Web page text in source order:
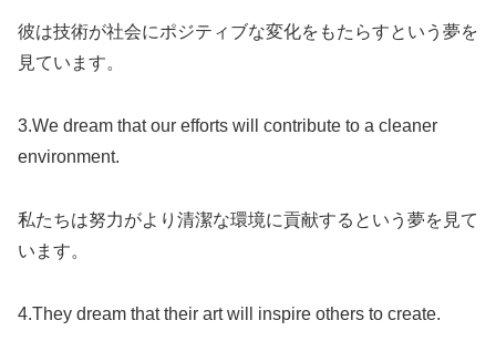
彼は技術が社会にポジティブな変化をもたらすという夢を
見ています。
3.We dream that our efforts will contribute to a cleaner
environment.
私たちは努力がより清潔な環境に貢献するという夢を見て
います。
4.They dream that their art will inspire others to create.